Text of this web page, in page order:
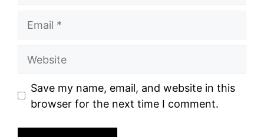
Website
Save my name, email, and website in this
browser for the next time I comment.